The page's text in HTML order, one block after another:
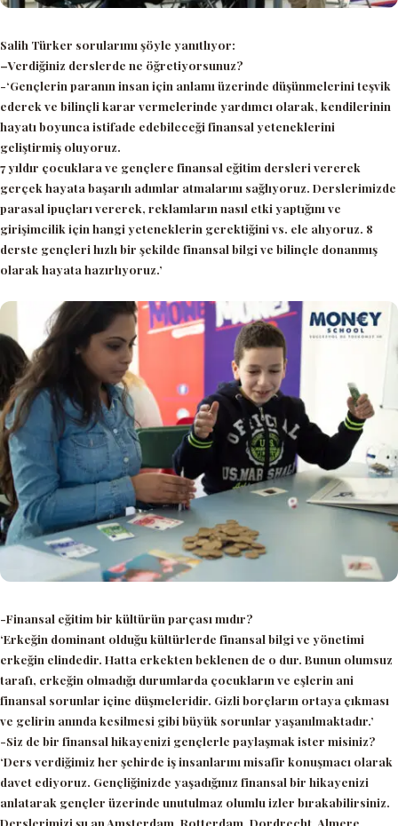
Salih Türker sorularımı şöyle yanıtlıyor:
–Verdiğiniz derslerde ne öğretiyorsunuz?
-‘Gençlerin paranın insan için anlamı üzerinde düşünmelerini teşvik
ederek ve bilinçli karar vermelerinde yardımcı olarak, kendilerinin
hayatı boyunca istifade edebileceği finansal yeteneklerini
geliştirmiş oluyoruz.
7 yıldır çocuklara ve gençlere finansal eğitim dersleri vererek
gerçek hayata başarılı adımlar atmalarını sağlıyoruz. Derslerimizde
parasal ipuçları vererek, reklamların nasıl etki yaptığını ve
girişimcilik için hangi yeteneklerin gerektiğini vs. ele alıyoruz. 8
derste gençleri hızlı bir şekilde finansal bilgi ve bilinçle donanmış
olarak hayata hazırlıyoruz.’
-Finansal eğitim bir kültürün parçası mıdır?
‘Erkeğin dominant olduğu kültürlerde finansal bilgi ve yönetimi
erkeğin elindedir. Hatta erkekten beklenen de o dur. Bunun olumsuz
tarafı, erkeğin olmadığı durumlarda çocukların ve eşlerin ani
finansal sorunlar içine düşmeleridir. Gizli borçların ortaya çıkması
ve gelirin anında kesilmesi gibi büyük sorunlar yaşanılmaktadır.’
-Siz de bir finansal hikayenizi gençlerle paylaşmak ister misiniz?
‘Ders verdiğimiz her şehirde iş insanlarını misafir konuşmacı olarak
davet ediyoruz. Gençliğinizde yaşadığınız finansal bir hikayenizi
anlatarak gençler üzerinde unutulmaz olumlu izler bırakabilirsiniz.